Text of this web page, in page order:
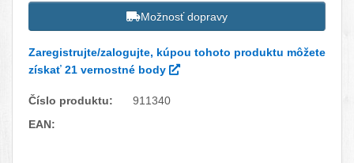
Možnosť dopravy
Zaregistrujte/zalogujte, kúpou tohoto produktu môžete
získať 21 vernostné body
Číslo produktu:
911340
EAN: